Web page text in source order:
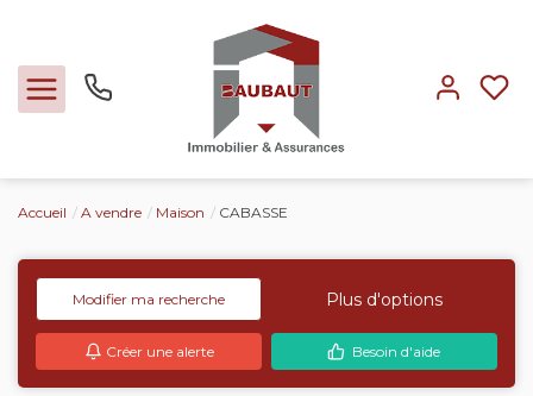
Locations
Expertise
Accueil A vendre Maison CABASSE
Modifier ma recherche Plus d'options
Créer une alerte Besoin d'aide